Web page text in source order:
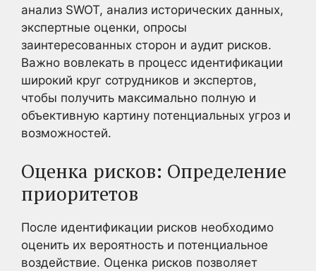
анализ SWOT, анализ исторических данных,
экспертные оценки, опросы
заинтересованных сторон и аудит рисков.
Важно вовлекать в процесс идентификации
широкий круг сотрудников и экспертов,
чтобы получить максимально полную и
объективную картину потенциальных угроз и
возможностей.
Оценка рисков: Определение
приоритетов
После идентификации рисков необходимо
оценить их вероятность и потенциальное
воздействие. Оценка рисков позволяет